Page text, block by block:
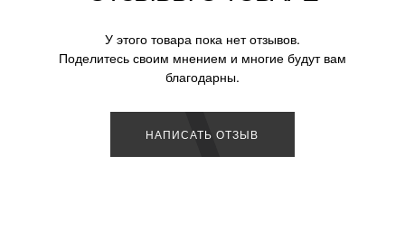
У этого товара пока нет отзывов.
Поделитесь своим мнением и многие будут вам
благодарны.
НАПИСАТЬ ОТЗЫВ